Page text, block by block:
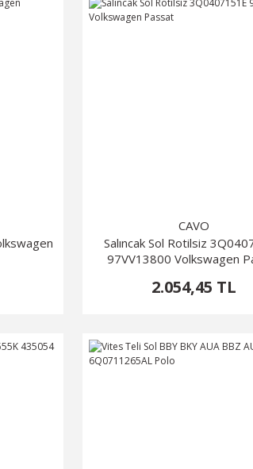
CAVO
Salıncak Sol Rotilsiz
97VV13800 Volkswagen
2.054,45 TL